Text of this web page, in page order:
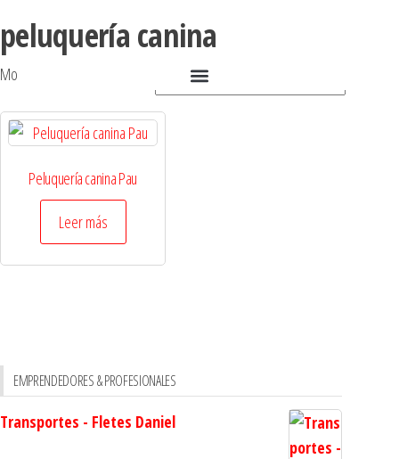
peluquería canina
Mostrando el único resultado
Peluquería canina Pau
Leer más
EMPRENDEDORES & PROFESIONALES
Transportes - Fletes Daniel